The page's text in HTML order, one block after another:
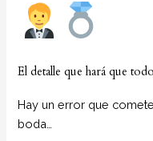
El detalle que hará que
Hay un error que
boda…